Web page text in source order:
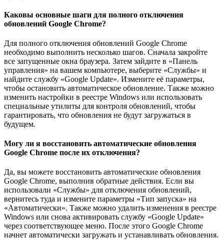
Каковы основные шаги для полного отключения
обновлений Google Chrome?
Для полного отключения обновлений Google Chrome
необходимо выполнить несколько шагов. Сначала закройте
все запущенные окна браузера. Затем зайдите в «Панель
управления» на вашем компьютере, выберите «Службы» и
найдите службу «Google Update». Измените её параметры,
чтобы остановить автоматическое обновление. Также можно
изменить настройки в реестре Windows или использовать
специальные утилиты для контроля обновлений, чтобы
гарантировать, что обновления не будут загружаться в
будущем.
Могу ли я восстановить автоматические обновления
Google Chrome после их отключения?
Да, вы можете восстановить автоматические обновления
Google Chrome, выполнив обратные действия. Если вы
использовали «Службы» для отключения обновлений,
вернитесь туда и измените параметры «Тип запуска» на
«Автоматически». Также можно удалить изменения в реестре
Windows или снова активировать службу «Google Update»
через соответствующее меню. После этого Google Chrome
начнет автоматически загружать и устанавливать обновления.